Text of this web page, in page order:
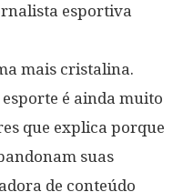
esportiva
mais cristalina.
é ainda muito
que explica porque
suas
de conteúdo